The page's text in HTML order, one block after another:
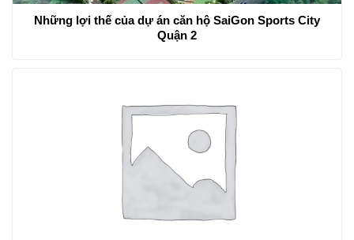
Những lợi thế của dự án căn hộ SaiGon Sports City
Quận 2